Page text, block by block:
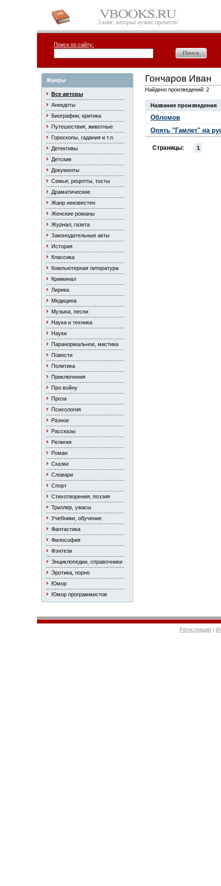
5 книг, которые нужно прочесть!
Поиск по сайту:
Жанры
Все авторы
Анекдоты
Биографии, критика
Путешествия, животные
Гороскопы, гадания и т.п.
Детективы
Детские
Документы
Семья, рецепты, тосты
Драматические
Жанр неизвестен
Женские романы
Журнал, газета
Законодательные акты
История
Классика
Компьютерная литература
Криминал
Лирика
Медицина
Музыка, песни
Наука и техника
Науки
Паранормальное, мистика
Повести
Политика
Приключения
Про войну
Проза
Психология
Разное
Рассказы
Религия
Роман
Сказки
Словари
Спорт
Стихотворения, поэзия
Триллер, ужасы
Учебники, обучение
Фантастика
Философия
Фэнтези
Энциклопедии, справочники
Эротика, порно
Юмор
Юмор программистов
Гончаров Иван
Найдено произведений: 2
Название произведения
Обломов
Опять "Гамлет" на
Страницы: 1
Регистрация |